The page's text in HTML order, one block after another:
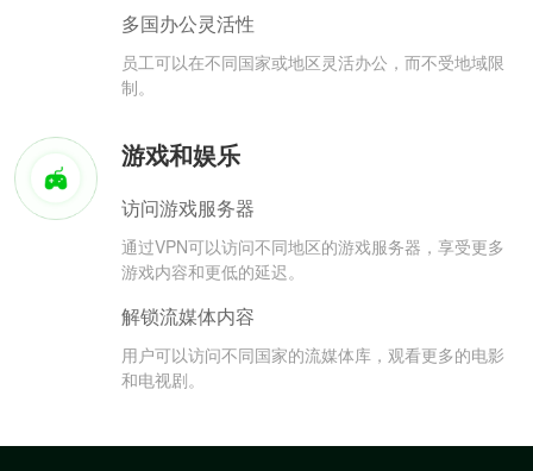
多国办公灵活性
员工可以在不同国家或地区灵活办公，而不受地域限
制。
游戏和娱乐
访问游戏服务器
通过VPN可以访问不同地区的游戏服务器，享受更多
游戏内容和更低的延迟。
解锁流媒体内容
用户可以访问不同国家的流媒体库，观看更多的电影
和电视剧。